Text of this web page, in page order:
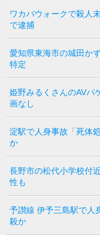
ワカバウォークで殺人
で逮捕
愛知県東海市の城田か
特定
姫野みるくさんのAVパ
画なし
淀駅で人身事故「死体
か
長野市の松代小学校付
性も
予讃線 伊予三島駅で人
殺か